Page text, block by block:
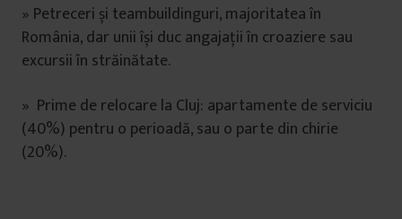
» Petreceri și teambuildinguri, majoritatea în
România, dar unii își duc angajații în croaziere sau
excursii în străinătate.
» Prime de relocare la Cluj: apartamente de serviciu
(40%) pentru o perioadă, sau o parte din chirie
(20%).